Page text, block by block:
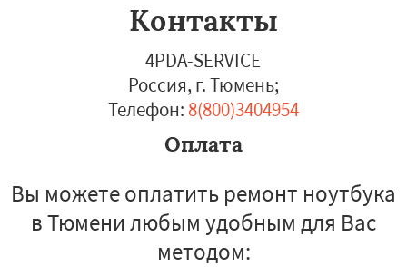
Контакты
4PDA-SERVICE
Россия, г. Тюмень;
Телефон: 8(800)3404954
Оплата
Вы можете оплатить ремонт ноутбука
в Тюмени любым удобным для Вас
методом: